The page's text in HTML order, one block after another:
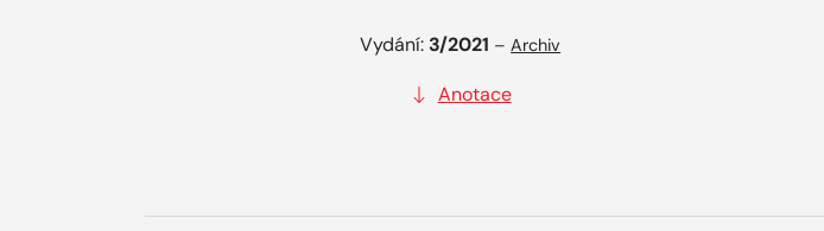
Vydání: 3/2021 –Archiv
Anotace